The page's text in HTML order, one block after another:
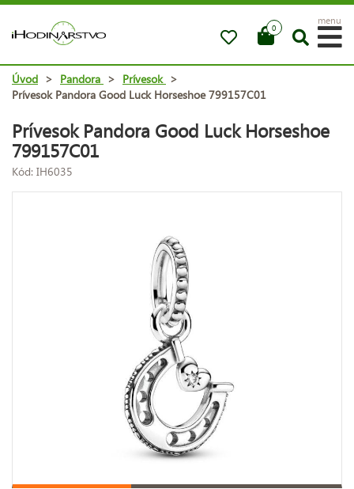
0
menu
Úvod > Pandora > Prívesok >
Prívesok Pandora Good Luck Horseshoe 799157C01
Prívesok Pandora Good Luck Horseshoe
799157C01
Kód: IH6035